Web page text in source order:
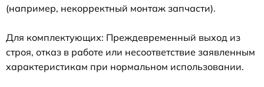
(например, некорректный монтаж запчасти).
Для комплектующих: Преждевременный выход из
строя, отказ в работе или несоответствие заявленным
характеристикам при нормальном использовании.